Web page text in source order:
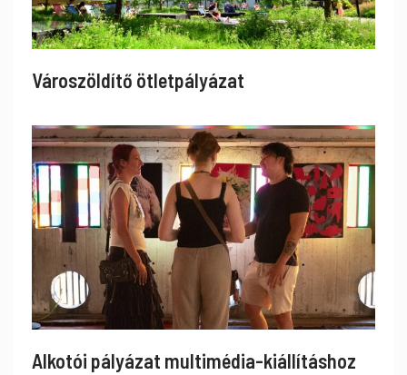
Városzöldítő ötletpályázat
Alkotói pályázat multimédia-kiállításhoz